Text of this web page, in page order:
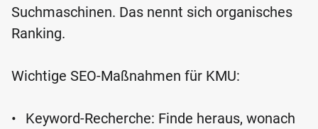
Suchmaschinen. Das nennt sich organisches
Ranking.
Wichtige SEO-Maßnahmen für KMU:
•
Keyword-Recherche: Finde heraus, wonach